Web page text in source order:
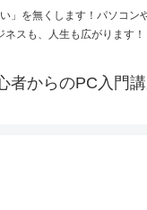
」を無くします！パソコン
ネスも、人生も広がります！
者からのPC入門